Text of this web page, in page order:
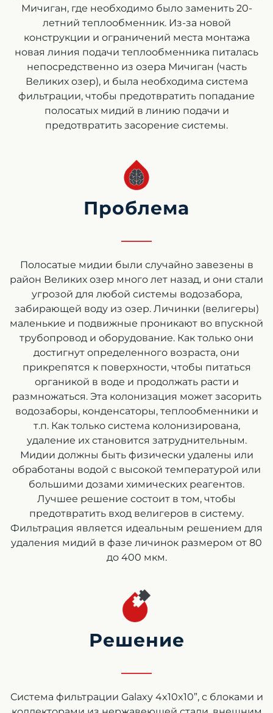
Мичиган, где необходимо было заменить 20-
летний теплообменник. Из-за новой
конструкции и ограничений места монтажа
новая линия подачи теплообменника питалась
непосредственно из озера Мичиган (часть
Великих озер), и была необходима система
фильтрации, чтобы предотвратить попадание
полосатых мидий в линию подачи и
предотвратить засорение системы.
Проблема
Полосатые мидии были случайно завезены в
район Великих озер много лет назад, и они стали
угрозой для любой системы водозабора,
забирающей воду из озер. Личинки (велигеры)
маленькие и подвижные проникают во впускной
трубопровод и оборудование. Как только они
достигнут определенного возраста, они
прикрепятся к поверхности, чтобы питаться
органикой в воде и продолжать расти и
размножаться. Эта колонизация может засорить
водозаборы, конденсаторы, теплообменники и
т.п. Как только система колонизирована,
удаление их становится затруднительным.
Мидии должны быть физически удалены или
обработаны водой с высокой температурой или
большими дозами химических реагентов.
Лучшее решение состоит в том, чтобы
предотвратить вход велигеров в систему.
Фильтрация является идеальным решением для
удаления мидий в фазе личинок размером от 80
до 400 мкм.
Решение
Система фильтрации Galaxy 4x10x10”, с блоками и